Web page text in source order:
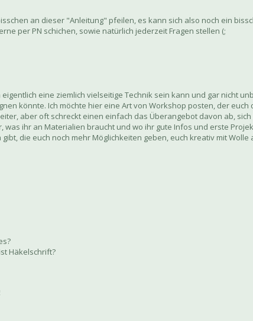
an dieser "Anleitung" pfeilen, es kann sich also noch ein
per PN schichen, sowie natürlich jederzeit Fragen stellen (;
eine ziemlich vielseitige Technik sein kann und gar nicht
könnte. Ich möchte hier eine Art von Workshop posten, der euch
aber oft schreckt einen einfach das Überangebot davon ab,
ihr an Materialien braucht und wo ihr gute Infos und erste
die euch noch mehr Möglichkeiten geben, euch kreativ mit Wolle
Häkelschrift?